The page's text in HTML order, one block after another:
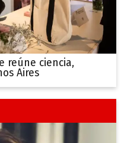
reúne ciencia,
Aires